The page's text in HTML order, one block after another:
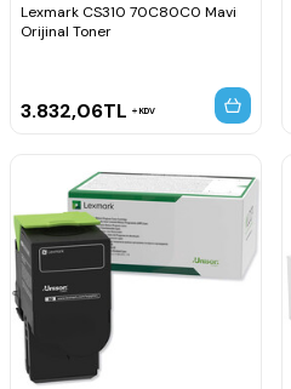
Lexmark CS310 70C80C0 Mavi
Orijinal Toner
3.832,06TL KDV